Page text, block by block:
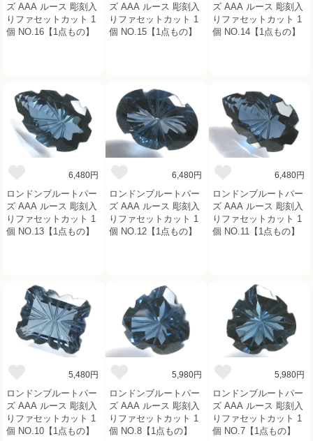
ズ AAA ルース 彫刻入
りファセットカット 1
個 NO.16【1点もの】
ズ AAA ルース 彫刻入
りファセットカット 1
個 NO.15【1点もの】
ズ AAA ルース 彫刻入
りファセットカット 1
個 NO.14【1点もの】
6,480円
ロンドンブルートパー
ズ AAA ルース 彫刻入
りファセットカット 1
個 NO.13【1点もの】
6,480円
ロンドンブルートパー
ズ AAA ルース 彫刻入
りファセットカット 1
個 NO.12【1点もの】
6,480円
ロンドンブルートパー
ズ AAA ルース 彫刻入
りファセットカット 1
個 NO.11【1点もの】
5,480円
ロンドンブルートパー
ズ AAA ルース 彫刻入
りファセットカット 1
個 NO.10【1点もの】
5,980円
ロンドンブルートパー
ズ AAA ルース 彫刻入
りファセットカット 1
個 NO.8【1点もの】
5,980円
ロンドンブルートパー
ズ AAA ルース 彫刻入
りファセットカット 1
個 NO.7【1点もの】